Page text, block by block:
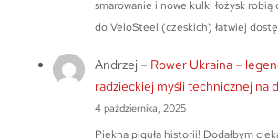
smarowanie i nowe kulki łożysk robią
do VeloSteel (czeskich) łatwiej
Andrzej– Rower Ukraina –
radzieckiej myśli technicznej na
4 października, 2025
Piękna piguła historii! Dodałbym